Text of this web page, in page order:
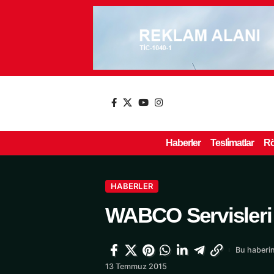
Haberler Tesli̇matlar
HABERLER
WABCO
13 Temmuz 2015
Bu